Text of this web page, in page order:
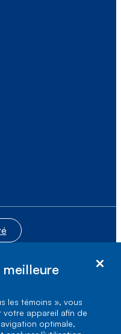
Bell, Aile A-7,
meilleure
les témoins », vous
votre appareil afin de
optimale,